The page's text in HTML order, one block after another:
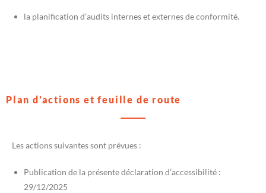
la planification d’audits internes et externes de conformité.
Plan d’actions et feuille de route
Les actions suivantes sont prévues :
Publication de la présente déclaration d’accessibilité :
29/12/2025